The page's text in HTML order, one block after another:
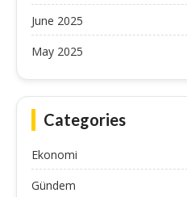
June 2025
May 2025
Categories
Ekonomi
Gündem